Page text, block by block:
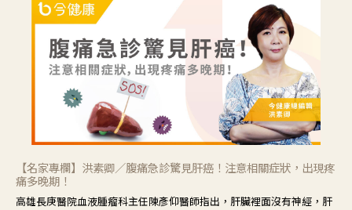
【名家專欄】洪素卿／腹痛急診驚見肝癌！注意相關症狀，出現疼
痛多晚期！
高雄長庚醫院血液腫瘤科主任陳彥仰醫師指出，肝臟裡面沒有神經，肝